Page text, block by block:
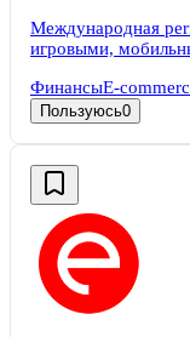
Международная
игровыми,
ФинансыE-
Пользуюсь0